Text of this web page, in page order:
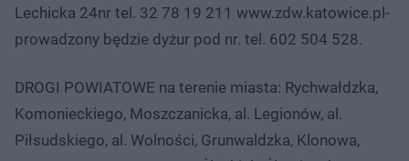
Lechicka 24nr tel. 32 78 19 211 www.zdw.katowice.pl-
prowadzony będzie dyżur pod nr. tel. 602 504 528.
DROGI POWIATOWE na terenie miasta: Rychwałdzka,
Komonieckiego, Moszczanicka, al. Legionów, al.
Piłsudskiego, al. Wolności, Grunwaldzka, Klonowa,